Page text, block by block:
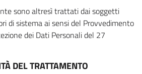
sono altresì trattati dai soggetti
di sistema ai sensi del Provvedimento
dei Dati Personali del 27
DEL TRATTAMENTO